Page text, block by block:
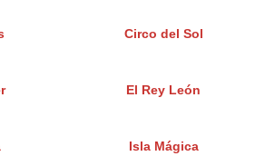
Circo del Sol
El Rey León
Isla Mágica